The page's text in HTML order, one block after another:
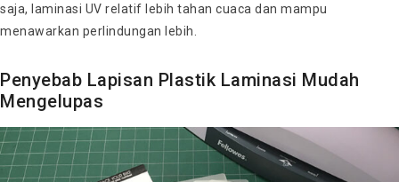
saja, laminasi UV relatif lebih tahan cuaca dan mampu
menawarkan perlindungan lebih.
Penyebab Lapisan Plastik Laminasi Mudah
Mengelupas